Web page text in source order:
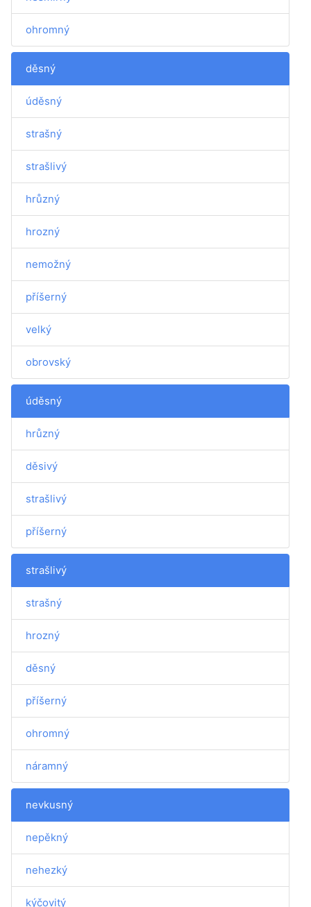
ohromný
děsný
úděsný
strašný
strašlivý
hrůzný
hrozný
nemožný
příšerný
velký
obrovský
úděsný
hrůzný
děsivý
strašlivý
příšerný
strašlivý
strašný
hrozný
děsný
příšerný
ohromný
náramný
nevkusný
nepěkný
nehezký
kýčovitý